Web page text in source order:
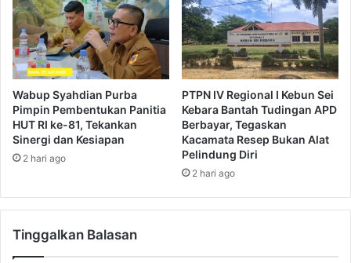
Wabup Syahdian Purba
Pimpin Pembentukan Panitia
HUT RI ke-81, Tekankan
Sinergi dan Kesiapan
2 hari ago
PTPN IV Regional I Kebun Sei
Kebara Bantah Tudingan APD
Berbayar, Tegaskan
Kacamata Resep Bukan Alat
Pelindung Diri
2 hari ago
Tinggalkan Balasan